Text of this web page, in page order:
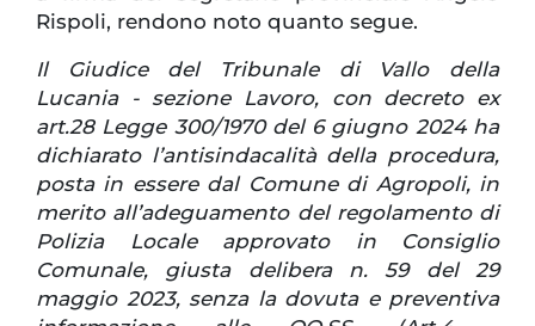
Rispoli, rendono noto quanto segue.
Il Giudice del Tribunale di Vallo della
Lucania - sezione Lavoro, con decreto ex
art.28 Legge 300/1970 del 6 giugno 2024 ha
dichiarato l’antisindacalità della procedura,
posta in essere dal Comune di Agropoli, in
merito all’adeguamento del regolamento di
Polizia Locale approvato in Consiglio
Comunale, giusta delibera n. 59 del 29
maggio 2023, senza la dovuta e preventiva